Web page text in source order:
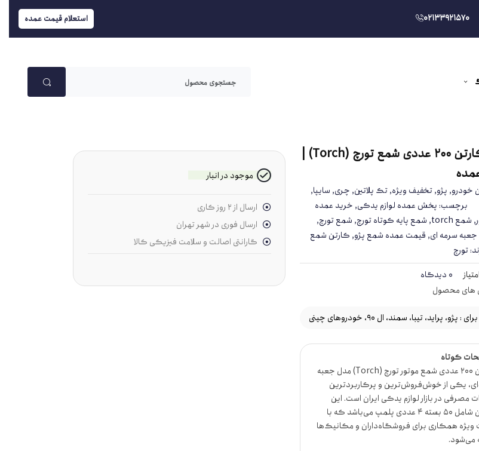
02133921570 استعلام قیمت عمده
خرید کارتن ۲۰۰ عددی شمع تورچ (Torch) |
خودرو, پژو,تخفیف ویژه,تک پلاتین, چری, سایپا,
برچسب:پخش عمده لوازم یدکی, خرید عمده
, شمع torch , شمع پایه کوتاه تورچ, شمع تورچ,
سرمه ای, قیمت عمده شمع پژو, کارتن شمع
تورچ
0 دیدگاه
های محصول
پژو، پراید، تیبا، سمند، ال ۹۰، خودروهای چینی
کوتاه
کارتن ۲۰۰ عددی شمع موتور تورچ (Torch) مدل جعبه
، یکی از خوش‌فروش‌ترین و پرکاربردترین
مصرفی در بازار لوازم یدکی ایران است. این
کارتن شامل ۵۰ بسته ۴ عددی پلمپ می‌باشد که با
همکاری برای فروشگاه‌داران و مکانیک‌ها
می‌شود.
موجود در انبار
ارسال از ۲ روز کاری
ارسال فوری در شهر تهران
گارانتی اصالت و سلامت فیزیکی کالا